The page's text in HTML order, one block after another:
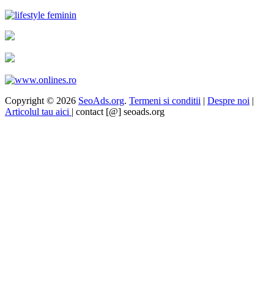
Copyright © 2026 SeoAds.org. Termeni si conditii | Despre noi |
Articolul tau aici | contact [@] seoads.org